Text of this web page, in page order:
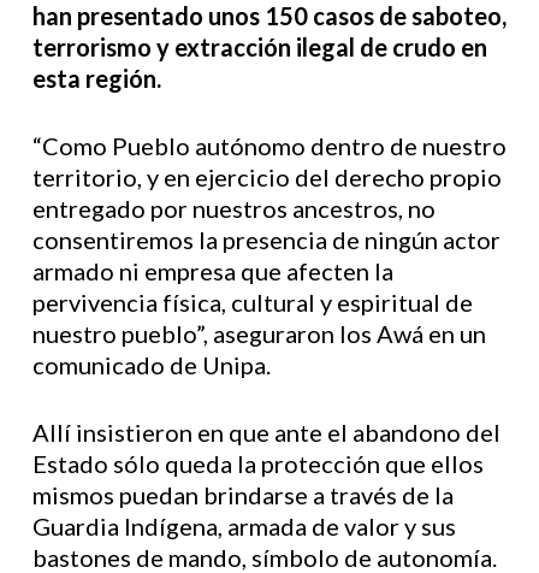
han presentado unos 150 casos de saboteo,
terrorismo y extracción ilegal de crudo en
esta región.
“Como Pueblo autónomo dentro de nuestro
territorio, y en ejercicio del derecho propio
entregado por nuestros ancestros, no
consentiremos la presencia de ningún actor
armado ni empresa que afecten la
pervivencia física, cultural y espiritual de
nuestro pueblo”, aseguraron los Awá en un
comunicado de Unipa.
Allí insistieron en que ante el abandono del
Estado sólo queda la protección que ellos
mismos puedan brindarse a través de la
Guardia Indígena, armada de valor y sus
bastones de mando, símbolo de autonomía.